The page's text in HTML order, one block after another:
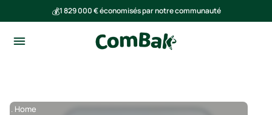
💰1 829 000 € économisés par notre communauté
Home